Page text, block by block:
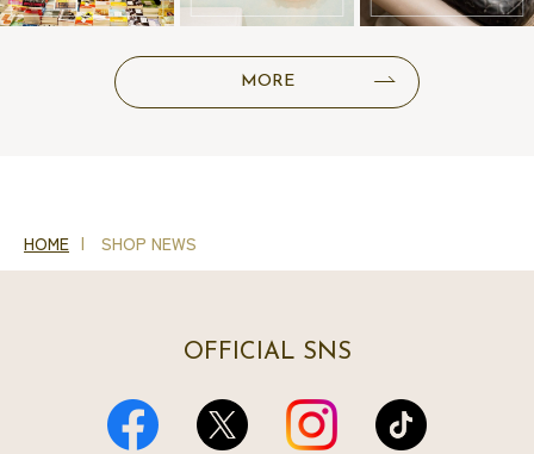
MORE
HOME SHOP NEWS
OFFICIAL SNS